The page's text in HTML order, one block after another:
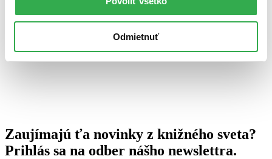
Odmietnuť
Zaujímajú ťa novinky z knižného sveta?
Prihlás sa na odber nášho newslettra.